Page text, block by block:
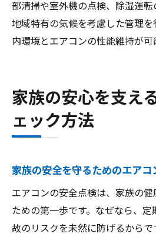
部清掃や室外機の点検、除湿運転
地域特有の気候を考慮した管理
内環境とエアコンの性能維持が可
家族の安心を支え
ェック方法
家族の安全を守るためのエアコ
エアコンの安全点検は、家族の
ための第一歩です。なぜなら、
故のリスクを未然に防げるから